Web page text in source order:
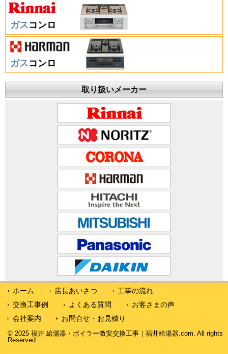
ガスコンロ
ガスコンロ
取り扱いメーカー
ホーム 店長あいさつ
工事の流れ
交換工事例
よくある質問
お客さまの声
会社案内
お問合せ・お見積り
© 2025 福井 給湯器・ボイラー激安交換工事｜福井給湯器.com. All rights
Reserved.